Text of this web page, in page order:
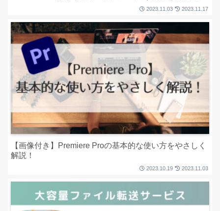
2023.11.03 2023.11.17
【画像付き】Premiere Proの基本的な使い方をやさしく
解説！
2023.10.19 2023.11.03